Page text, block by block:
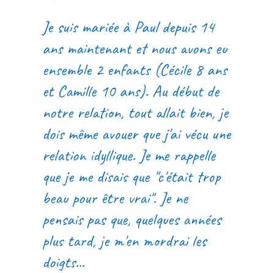
Je suis mariée à Paul depuis 14
ans maintenant et nous avons eu
ensemble 2 enfants (Cécile 8 ans
et Camille 10 ans). Au début de
notre relation, tout allait bien, je
dois même avouer que j'ai vécu une
relation idyllique. Je me rappelle
que je me disais que "c'était trop
beau pour être vrai". Je ne
pensais pas que, quelques années
plus tard, je m'en mordrai les
doigts...